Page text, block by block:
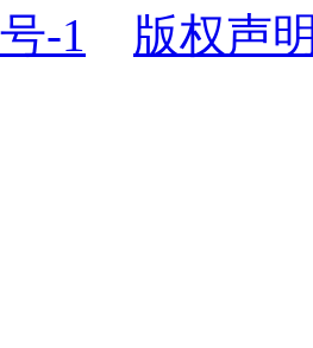
号-1
版权声明